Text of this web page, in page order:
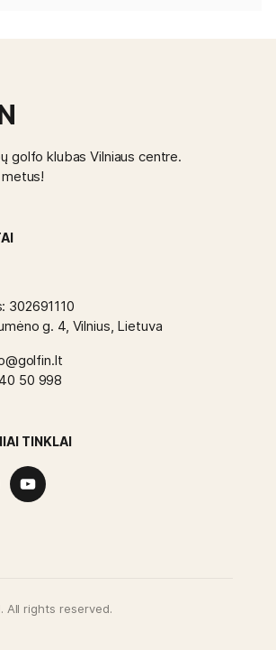
golfo klubas Vilniaus centre.
302691110
g. 4, Vilnius, Lietuva
50 998
TINKLAI
All rights reserved.